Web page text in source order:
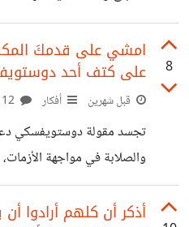
تريد هل تسمي ذلك حرية
للحرية، من الغريب أنني في
الناس ولا أشعر بها وأنا
من هو وحيد معظم الوقت لكنه
النمط الذي يستريح فيه أكثر
ويكرس وقته لعمل ما يريده
8
امشي على قدمكَ
على كتف أحد
قبل شهرين أفكار
تجسد مقولة دوستويفسكي
والصلابة في مواجهة
أن يتحمل ألمه ولا يستعين
باستمرار؛ يرى النموذج
أذكر أن كلهم أرادوا